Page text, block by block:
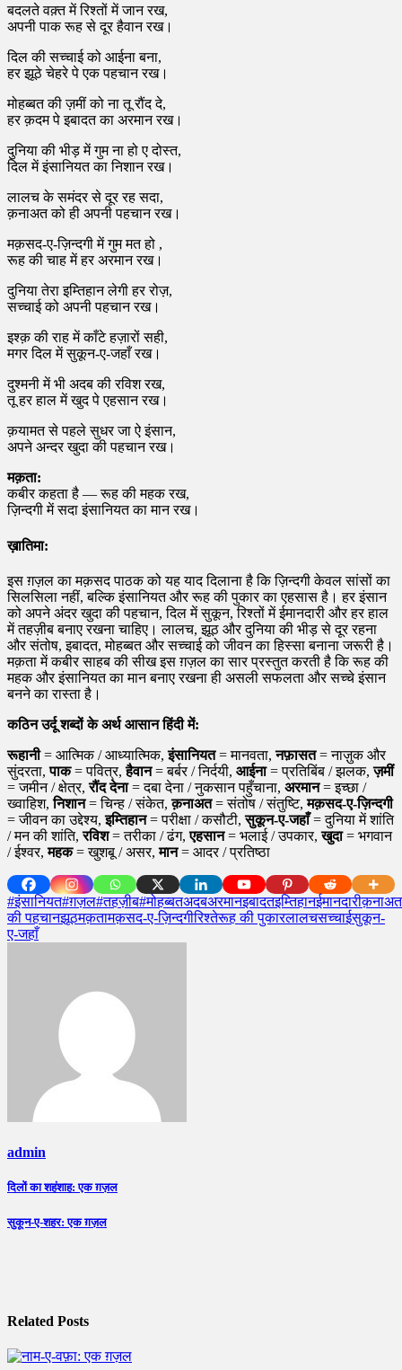
बदलते वक़्त में रिश्तों में जान रख,
अपनी पाक रूह से दूर हैवान रख।
दिल की सच्चाई को आईना बना,
हर झूठे चेहरे पे एक पहचान रख।
मोहब्बत की ज़मीं को ना तू रौंद दे,
हर क़दम पे इबादत का अरमान रख।
दुनिया की भीड़ में गुम ना हो ए दोस्त,
दिल में इंसानियत का निशान रख।
लालच के समंदर से दूर रह सदा,
क़नाअत को ही अपनी पहचान रख।
मक़सद-ए-ज़िन्दगी में गुम मत हो ,
रूह की चाह में हर अरमान रख।
दुनिया तेरा इम्तिहान लेगी हर रोज़,
सच्चाई को अपनी पहचान रख।
इश्क़ की राह में काँटे हज़ारों सही,
मगर दिल में सुकून-ए-जहाँ रख।
दुश्मनी में भी अदब की रविश रख,
तू हर हाल में खुद पे एहसान रख।
क़यामत से पहले सुधर जा ऐ इंसान,
अपने अन्दर खुदा की पहचान रख।
मक़ता:
कबीर कहता है — रूह की महक रख,
ज़िन्दगी में सदा इंसानियत का मान रख।
ख़ातिमा:
इस ग़ज़ल का मक़सद पाठक को यह याद दिलाना है कि ज़िन्दगी केवल सांसों का
सिलसिला नहीं, बल्कि इंसानियत और रूह की पुकार का एहसास है। हर इंसान
को अपने अंदर खुदा की पहचान, दिल में सुकून, रिश्तों में ईमानदारी और हर हाल
में तहज़ीब बनाए रखना चाहिए। लालच, झूठ और दुनिया की भीड़ से दूर रहना
और संतोष, इबादत, मोहब्बत और सच्चाई को जीवन का हिस्सा बनाना जरूरी है।
मक़ता में कबीर साहब की सीख इस ग़ज़ल का सार प्रस्तुत करती है कि रूह की
महक और इंसानियत का मान बनाए रखना ही असली सफलता और सच्चे इंसान
बनने का रास्ता है।
कठिन उर्दू शब्दों के अर्थ आसान हिंदी में:
रूहानी= आत्मिक / आध्यात्मिक,इंसानियत= मानवता,नफ़ासत= नाज़ुक और
सुंदरता,पाक= पवित्र,हैवान= बर्बर / निर्दयी, आईना= प्रतिबिंब / झलक,ज़मीं
= जमीन / क्षेत्र,रौंद देना= दबा देना / नुकसान पहुँचाना, अरमान= इच्छा /
ख्वाहिश,निशान= चिन्ह / संकेत,क़नाअत= संतोष / संतुष्टि,मक़सद-ए-ज़िन्दगी
= जीवन का उद्देश्य,इम्तिहान= परीक्षा / कसौटी,सुकून-ए-जहाँ= दुनिया में शांति
/ मन की शांति,रविश= तरीका / ढंग,एहसान= भलाई / उपकार,खुदा= भगवान
/ ईश्वर,महक= खुशबू / असर,मान= आदर / प्रतिष्ठा
#इंसानियत#ग़ज़ल#तहज़ीब#मोहब्बतअदबअरमानइबादतइम्तिहानईमानदारीक़नाअत
की पहचानझूठमक़तामक़सद-ए-ज़िन्दगीरिश्तेरूह की पुकारलालचसच्चाईसुकून-
ए-जहाँ
admin
Post
navigation
दिलों का शहंशाह: एक ग़ज़ल
सुकून-ए-शहर: एक ग़ज़ल
Related Posts